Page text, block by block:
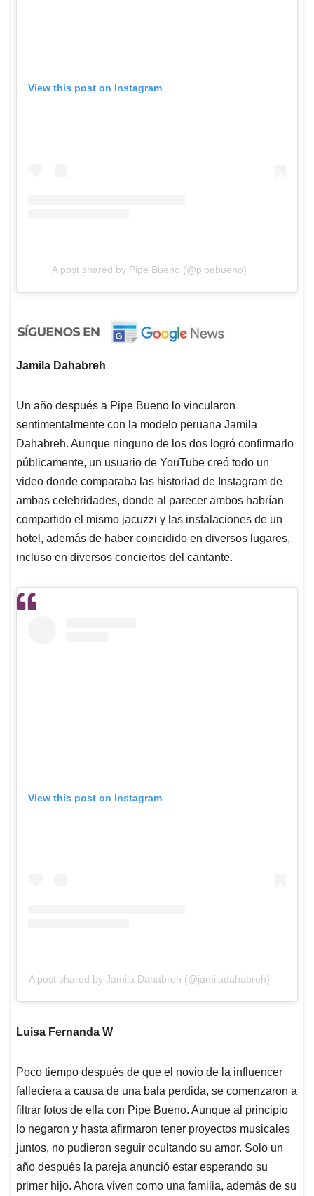
View this post on Instagram
A post shared by Pipe Bueno (@pipebueno)
Jamila Dahabreh
Un año después a Pipe Bueno lo vincularon
sentimentalmente con la modelo peruana Jamila
Dahabreh. Aunque ninguno de los dos logró confirmarlo
públicamente, un usuario de YouTube creó todo un
video donde comparaba las historiad de Instagram de
ambas celebridades, donde al parecer ambos habrían
compartido el mismo jacuzzi y las instalaciones de un
hotel, además de haber coincidido en diversos lugares,
incluso en diversos conciertos del cantante.
View this post on Instagram
A post shared by Jamila Dahabreh (@jamiladahabreh)
Luisa Fernanda W
Poco tiempo después de que el novio de la influencer
falleciera a causa de una bala perdida, se comenzaron a
filtrar fotos de ella con Pipe Bueno. Aunque al principio
lo negaron y hasta afirmaron tener proyectos musicales
juntos, no pudieron seguir ocultando su amor. Solo un
año después la pareja anunció estar esperando su
primer hijo. Ahora viven como una familia, además de su